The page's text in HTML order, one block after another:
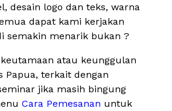
desain logo dan teks, warna
dapat kami kerjakan
semakin menarik bukan ?
atau keunggulan
Papua, terkait dengan
jika masih bingung
Cara Pemesanan untuk